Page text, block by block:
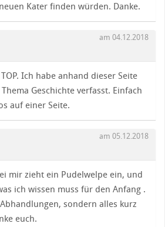
Kater finden würden. Danke.
am 04.12.2018
Ich habe anhand dieser Seite
Geschichte verfasst. Einfach
auf einer Seite.
am 05.12.2018
mir zieht ein Pudelwelpe ein, und
ich wissen muss für den Anfang .
sondern alles kurz
euch.